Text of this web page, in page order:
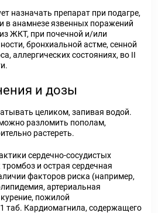
назначать препарат при подагре,
в анамнезе язвенных поражений
ЖКТ, при почечной и/или
бронхиальной астме, сенной
аллергических состояниях, во II
и дозы
целиком, запивая водой.
разломить пополам,
растереть.
сердечно-сосудистых
и острая сердечная
факторов риска (например,
артериальная
пожилой
таб. Кардиомагнила, содержащего